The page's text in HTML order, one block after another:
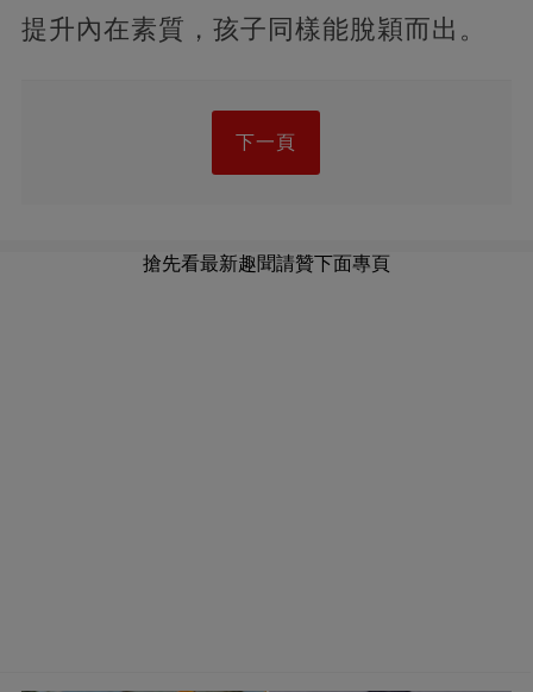
提升內在素質，孩子同樣能脫穎而出。
下一頁
搶先看最新趣聞請贊下面專頁